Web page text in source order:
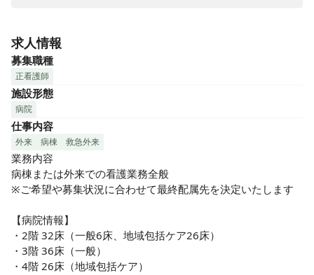
病院です。地域の高齢者の方々を中心に地域に密着して医療
提供を行っています。
看護スタッフも若いママさんナースからベテランのスタッフ
まで幅広い層の職員が在籍しており、看護師長・主任を中心
に「働き続けられる職場づくり」を推進している職場です。
2024年4月に94床の新病院オープン、2026年完了予定のリニ
ューアル工事で回復期リハビリテーション・緩和ケアも行う
199床の病院になります！
昼間は無料で使える託児所もありますので、小さなお子様が
いらっしゃる方も安心して働けます！
当院で仕事をしている看護職員が、「働き続けられる職場づ
くり」を推進するため、師長・主任を中心にチームを発足し
ワークライフバランスの取り組みを行っています。
看護スタッフはパートも合わせて総勢100名！勉強会や研修
求人情報
募集職種
正看護師
施設形態
病院
仕事内容
外来 病棟 救急外来
業務内容
病棟または外来での看護業務全般
※ご希望や募集状況に合わせて最終配属先を決定いたします
【病院情報】
・2階 32床（一般6床、地域包括ケア26床）
・3階 36床（一般）
・4階 26床（地域包括ケア）